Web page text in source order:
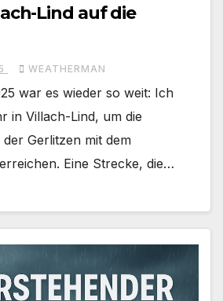
Lind auf die
WEATHERMAN
war es wieder so weit: Ich
in Villach-Lind, um die
Gerlitzen mit dem
Eine Strecke, die…